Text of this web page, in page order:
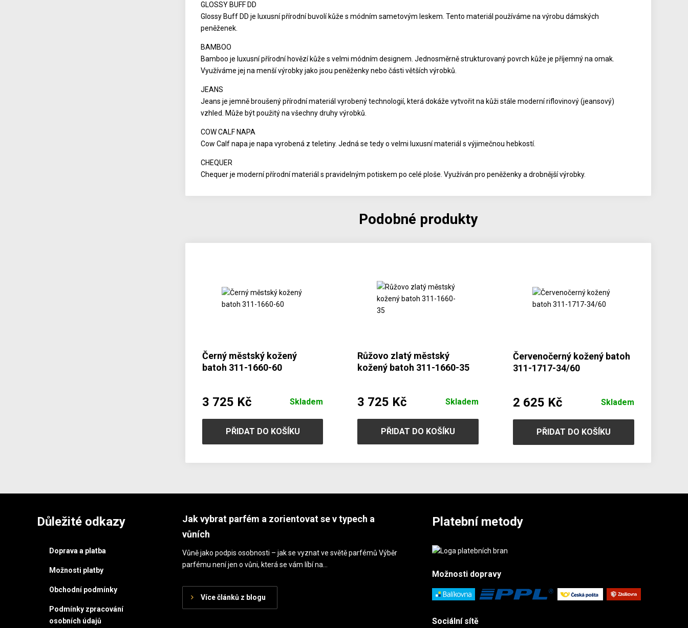
GLOSSY BUFF DD
Glossy Buff DD je luxusní přírodní buvolí kůže s módním sametovým leskem. Tento materiál používáme na výrobu dámských
peněženek.
BAMBOO
Bamboo je luxusní přírodní hovězí kůže s velmi módním designem. Jednosměrně strukturovaný povrch kůže je příjemný na omak.
Využíváme jej na menší výrobky jako jsou peněženky nebo části větších výrobků.
JEANS
Jeans je jemně broušený přírodní materiál vyrobený technologií, která dokáže vytvořit na kůži stále moderní riflovinový (jeansový)
vzhled. Může být použitý na všechny druhy výrobků.
COW CALF NAPA
Cow Calf napa je napa vyrobená z teletiny. Jedná se tedy o velmi luxusní materiál s výjimečnou hebkostí.
CHEQUER
Chequer je moderní přírodní materiál s pravidelným potiskem po celé ploše. Využíván pro peněženky a drobnější výrobky.
Podobné produkty
Černý městský kožený
batoh 311-1660-60
3 725 Kč Skladem
PŘIDAT DO KOŠÍKU
Růžovo zlatý městský
kožený batoh 311-1660-35
3 725 Kč Skladem
PŘIDAT DO KOŠÍKU
Červenočerný kožený batoh
311-1717-34/60
2 625 Kč Skladem
PŘIDAT DO KOŠÍKU
Důležité odkazy
Doprava a platba
Možnosti platby
Obchodní podmínky
Podmínky zpracování
osobních údajů
Jak vybrat parfém a zorientovat se v typech a
vůních
Vůně jako podpis osobnosti – jak se vyznat ve světě parfémů Výběr
parfému není jen o vůni, která se vám líbí na…
Více článků z blogu
Platební metody
Možnostidopravy
Sociální sítě